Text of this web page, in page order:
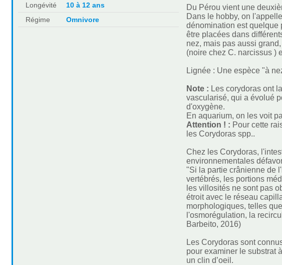
Longévité
10 à 12 ans
Régime
Omnivore
Du Pérou vient une
Dans le hobby, on
dénomination est quelque
être placées dans
nez, mais pas aussi
(noire chez C. narcissus )
Lignée : Une espèce "à
Note : Les corydoras ont
vascularisé, qui a évolué
d'oxygène.
En aquarium, on les voit
Attention ! : Pour cette
les Corydoras spp..
Chez les Corydoras,
environnementales
"Si la partie crânienne de
vertébrés, les portions
les villosités ne sont pas
étroit avec le réseau
morphologiques, telles
l'osmorégulation, la
Barbeito, 2016)
Les Corydoras sont
pour examiner le substrat
un clin d’oeil.